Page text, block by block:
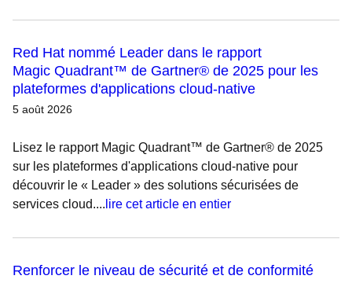
Red Hat nommé Leader dans le rapport
Magic Quadrant™ de Gartner® de 2025 pour les
plateformes d'applications cloud-native
5 août 2026
Lisez le rapport Magic Quadrant™ de Gartner® de 2025
sur les plateformes d'applications cloud-native pour
découvrir le « Leader » des solutions sécurisées de
services cloud.... lire cet article en entier
Renforcer le niveau de sécurité et de conformité